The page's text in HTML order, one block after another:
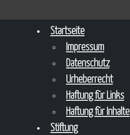
Startseite
Impressum
Datenschutz
Urheberrecht
Haftung für Links
Haftung für Inhalte
Stiftung